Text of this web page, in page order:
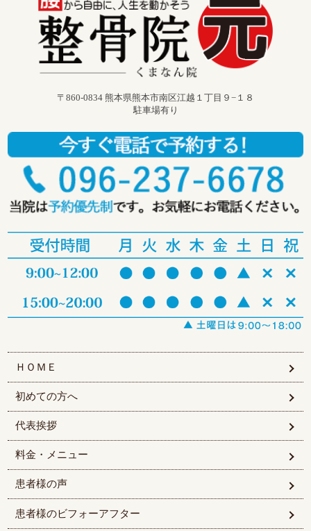
〒860-0834 熊本県熊本市南区江越１丁目９−１８
駐車場有り
ＨＯＭＥ
初めての方へ
代表挨拶
料金・メニュー
患者様の声
患者様のビフォーアフター